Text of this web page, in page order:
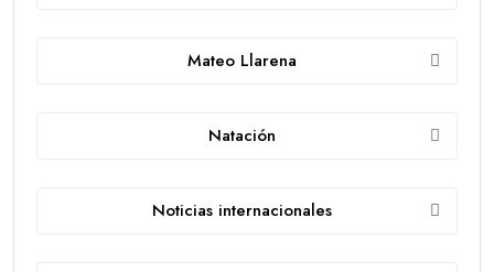
Mateo Llarena
Natación
Noticias internacionales